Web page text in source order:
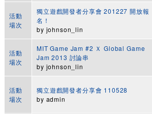
活動
場次
獨立遊戲開發者分享會 201227 開放報
名！
by johnson_lin
活動
場次
MIT Game Jam #2 Ｘ Global Game
Jam 2013 討論串
by johnson_lin
活動
場次
獨立遊戲開發者分享會 110528
by admin